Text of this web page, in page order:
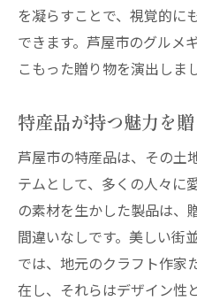
を凝らすことで、視覚的に
できます。芦屋市のグルメ
こもった贈り物を演出しま
特産品が持つ魅力を
芦屋市の特産品は、その土
テムとして、多くの人々に
の素材を生かした製品は、
間違いなしです。美しい街
では、地元のクラフト作家
在し、それらはデザイン性